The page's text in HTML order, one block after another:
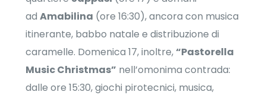
ad Amabilina (ore 16:30), ancora con musica
itinerante, babbo natale e distribuzione di
caramelle. Domenica 17, inoltre,“Pastorella
Music Christmas” nell’omonima contrada:
dalle ore 15:30, giochi pirotecnici, musica,